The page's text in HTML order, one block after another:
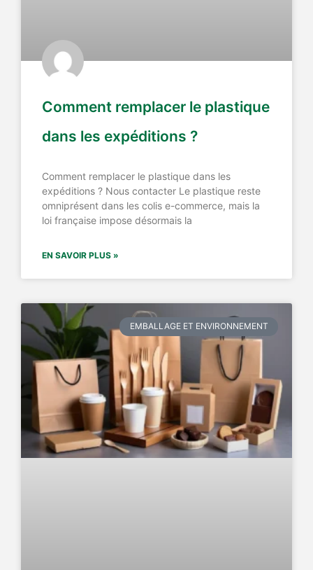
Comment remplacer le plastique
dans les expéditions ?
Comment remplacer le plastique dans les
expéditions ? Nous contacter Le plastique reste
omniprésent dans les colis e-commerce, mais la
loi française impose désormais la
EN SAVOIR PLUS »
EMBALLAGE ET ENVIRONNEMENT